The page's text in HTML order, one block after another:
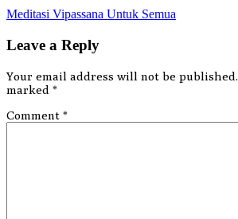
Post
navigation
Meditasi Vipassana Untuk Semua
Leave a Reply
Your email address will not be published.
marked *
Comment *